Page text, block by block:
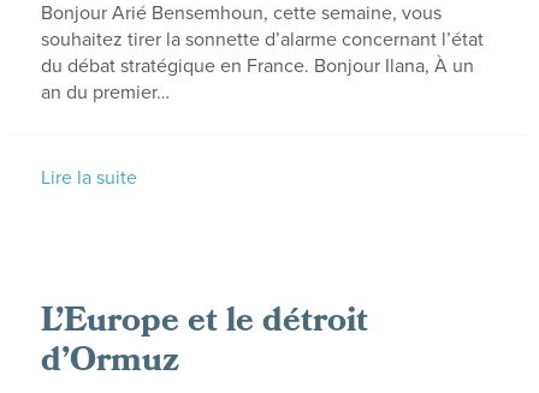
Bonjour Arié Bensemhoun, cette semaine, vous
souhaitez tirer la sonnette d’alarme concernant l’état
du débat stratégique en France. Bonjour Ilana, À un
an du premier…
Lire la suite
L’Europe et le détroit
d’Ormuz